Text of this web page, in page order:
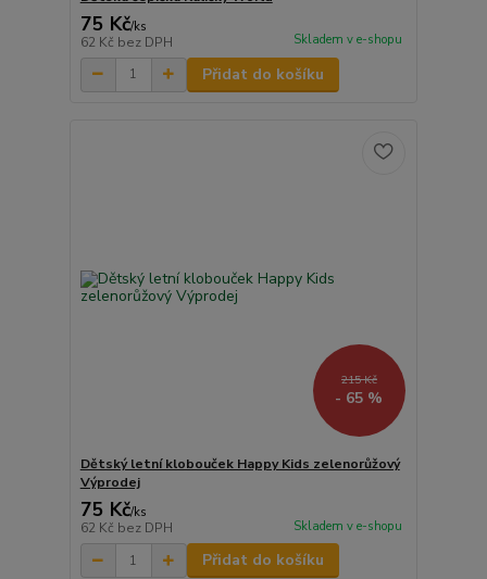
75 Kč/ks
62 Kč bez DPH Skladem v e-shopu
Přidat do košíku
215 Kč
- 65 %
Dětský letní klobouček Happy Kids zelenorůžový
Výprodej
75 Kč/ks
62 Kč bez DPH Skladem v e-shopu
Přidat do košíku